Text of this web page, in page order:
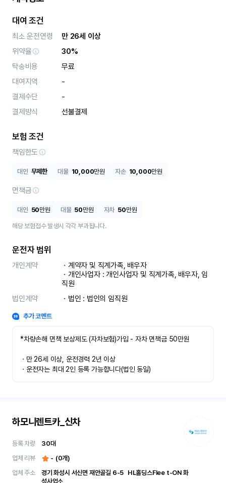
대여 조건
최소 운전연령
만 26세 이상
위약율
30%
탁송비용
무료
대여지역
-
결제수단
-
결제방식
선불결제
보험 조건
책임한도
대인 무제한 대물 10,000만원 자손 10,000만원
면책금
대인 50만원 대물 50만원 자차 50만원
해당 보험접수 발생시 각각 부과됩니다.
운전자 범위
개인계약
ㆍ계약자 및 직계가족, 배우자
ㆍ개인사업자 : 개인사업자 및 직계가족, 배우자, 임
직원
법인계약
ㆍ법인 : 법인의 임직원
추가 코멘트
*차량손해 면책 보상제도 (자차보험)가입 - 자차 면책금 50만원
ㆍ만 26세 이상, 운전경력 2년 이상
ㆍ운전자는 최대 2인 등록 가능합니다(법인 동일)
하모니렌트카_신차
등록 차량 30대
업체 리뷰
- (0개)
업체 주소
경기 화성시 서신면 재안골길 6-5	 HL홀딩스Flee t-ON 화
성사업소